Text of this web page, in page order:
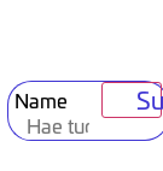
Name